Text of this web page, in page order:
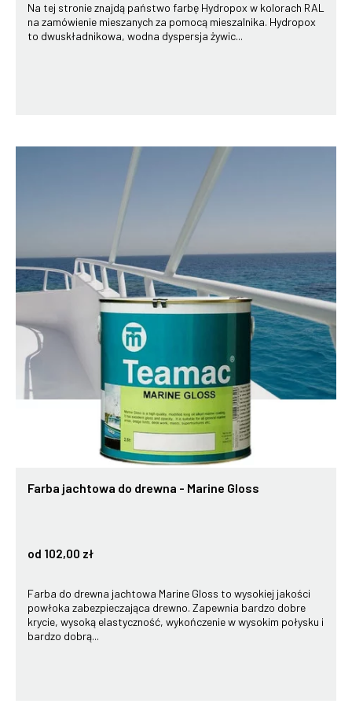
Na tej stronie znajdą państwo farbę Hydropox w kolorach RAL
na zamówienie mieszanych za pomocą mieszalnika. Hydropox
to dwuskładnikowa, wodna dyspersja żywic...
Farba jachtowa do drewna - Marine Gloss
od 102,00 zł
Farba do drewna jachtowa Marine Gloss to wysokiej jakości
powłoka zabezpieczająca drewno. Zapewnia bardzo dobre
krycie, wysoką elastyczność, wykończenie w wysokim połysku i
bardzo dobrą...